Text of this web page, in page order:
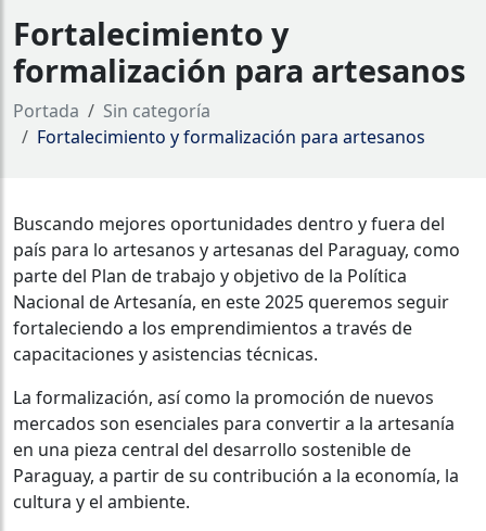
Fortalecimiento y
formalización para artesanos
Portada
Sin categoría
Fortalecimiento y formalización para artesanos
Buscando mejores oportunidades dentro y fuera del
país para lo artesanos y artesanas del Paraguay, como
parte del Plan de trabajo y objetivo de la Política
Nacional de Artesanía, en este 2025 queremos seguir
fortaleciendo a los emprendimientos a través de
capacitaciones y asistencias técnicas.
La formalización, así como la promoción de nuevos
mercados son esenciales para convertir a la artesanía
en una pieza central del desarrollo sostenible de
Paraguay, a partir de su contribución a la economía, la
cultura y el ambiente.